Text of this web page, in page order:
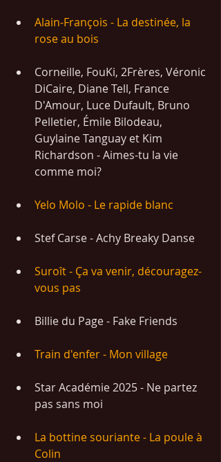
Alain-François - La destinée, la
rose au bois
Corneille, FouKi, 2Frères, Véronic
DiCaire, Diane Tell, France
D'Amour, Luce Dufault, Bruno
Pelletier, Émile Bilodeau,
Guylaine Tanguay et Kim
Richardson - Aimes-tu la vie
comme moi?
Yelo Molo - Le rapide blanc
Stef Carse - Achy Breaky Danse
Suroît - Ça va venir, découragez-
vous pas
Billie du Page - Fake Friends
Train d'enfer - Mon village
Star Académie 2025 - Ne partez
pas sans moi
La bottine souriante - La poule à
Colin